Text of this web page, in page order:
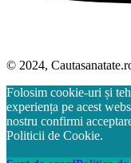
© 2024,
Folosim cookie-uri și
experiența pe acest
nostru confirmi
Politicii de Cookie.